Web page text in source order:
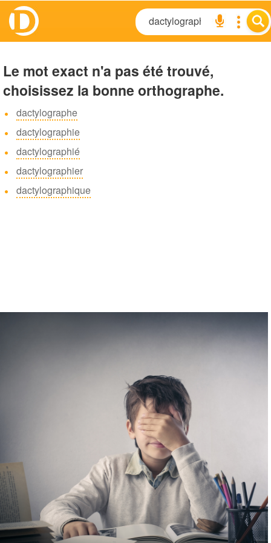
Le mot exact n'a pas été trouvé,
choisissez la bonne orthographe.
dactylographe
dactylographie
dactylographié
dactylographier
dactylographique